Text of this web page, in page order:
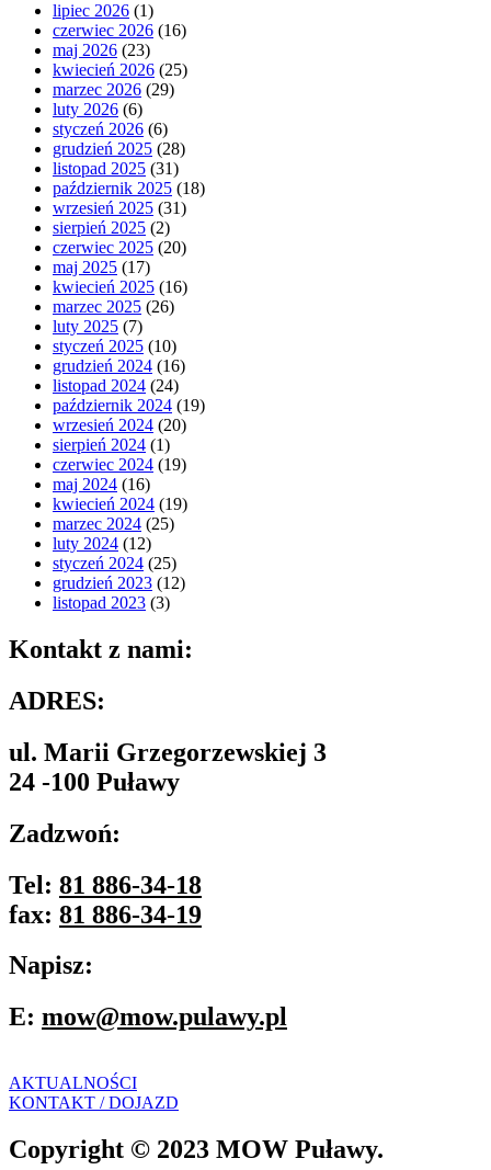
lipiec 2026 (1)
czerwiec 2026 (16)
maj 2026 (23)
kwiecień 2026 (25)
marzec 2026 (29)
luty 2026 (6)
styczeń 2026 (6)
grudzień 2025 (28)
listopad 2025 (31)
październik 2025 (18)
wrzesień 2025 (31)
sierpień 2025 (2)
czerwiec 2025 (20)
maj 2025 (17)
kwiecień 2025 (16)
marzec 2025 (26)
luty 2025 (7)
styczeń 2025 (10)
grudzień 2024 (16)
listopad 2024 (24)
październik 2024 (19)
wrzesień 2024 (20)
sierpień 2024 (1)
czerwiec 2024 (19)
maj 2024 (16)
kwiecień 2024 (19)
marzec 2024 (25)
luty 2024 (12)
styczeń 2024 (25)
grudzień 2023 (12)
listopad 2023 (3)
Kontakt z nami:
ADRES:
ul. Marii Grzegorzewskiej 3
24 -100 Puławy
Zadzwoń:
Tel: 81 886-34-18
fax: 81 886-34-19
Napisz:
E: mow@mow.pulawy.pl
AKTUALNOŚCI
KONTAKT / DOJAZD
Copyright © 2023 MOW Puławy.